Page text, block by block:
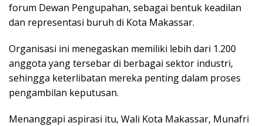
forum Dewan Pengupahan, sebagai bentuk keadilan
dan representasi buruh di Kota Makassar.
Organisasi ini menegaskan memiliki lebih dari 1.200
anggota yang tersebar di berbagai sektor industri,
sehingga keterlibatan mereka penting dalam proses
pengambilan keputusan.
Menanggapi aspirasi itu, Wali Kota Makassar, Munafri